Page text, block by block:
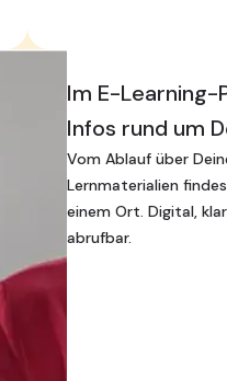
Im E-Learning-
Infos rund um
Vom Ablauf über
Lernmaterialien
einem Ort. Digital,
abrufbar.